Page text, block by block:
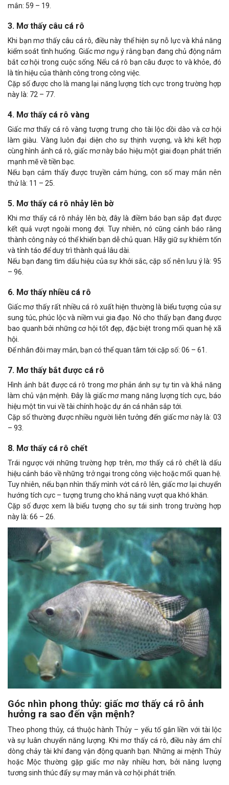
mắn: 59 – 19.
3. Mơ thấy câu cá rô
Khi bạn mơ thấy câu cá rô, điều này thể hiện sự nỗ lực và khả năng
kiểm soát tình huống. Giấc mơ ngụ ý rằng bạn đang chủ động nắm
bắt cơ hội trong cuộc sống. Nếu cá rô bạn câu được to và khỏe, đó
là tín hiệu của thành công trong công việc.
Cặp số được cho là mang lại năng lượng tích cực trong trường hợp
này là: 72 – 77.
4. Mơ thấy cá rô vàng
Giấc mơ thấy cá rô vàng tượng trưng cho tài lộc dồi dào và cơ hội
làm giàu. Vàng luôn đại diện cho sự thịnh vượng, và khi kết hợp
cùng hình ảnh cá rô, giấc mơ này báo hiệu một giai đoạn phát triển
mạnh mẽ về tiền bạc.
Nếu bạn cảm thấy được truyền cảm hứng, con số may mắn nên
thử là: 11 – 25.
5. Mơ thấy cá rô nhảy lên bờ
Khi mơ thấy cá rô nhảy lên bờ, đây là điềm báo bạn sắp đạt được
kết quả vượt ngoài mong đợi. Tuy nhiên, nó cũng cảnh báo rằng
thành công này có thể khiến bạn dễ chủ quan. Hãy giữ sự khiêm tốn
và tỉnh táo để duy trì thành quả lâu dài.
Nếu bạn đang tìm dấu hiệu của sự khởi sắc, cặp số nên lưu ý là: 95
– 96.
6. Mơ thấy nhiều cá rô
Giấc mơ thấy rất nhiều cá rô xuất hiện thường là biểu tượng của sự
sung túc, phúc lộc và niềm vui gia đạo. Nó cho thấy bạn đang được
bao quanh bởi những cơ hội tốt đẹp, đặc biệt trong mối quan hệ xã
hội.
Để nhân đôi may mắn, bạn có thể quan tâm tới cặp số: 06 – 61.
7. Mơ thấy bắt được cá rô
Hình ảnh bắt được cá rô trong mơ phản ánh sự tự tin và khả năng
làm chủ vận mệnh. Đây là giấc mơ mang năng lượng tích cực, báo
hiệu một tin vui về tài chính hoặc dự án cá nhân sắp tới.
Cặp số thường được nhiều người liên tưởng đến giấc mơ này là: 03
– 93.
8. Mơ thấy cá rô chết
Trái ngược với những trường hợp trên, mơ thấy cá rô chết là dấu
hiệu cảnh báo về những trở ngại trong công việc hoặc mối quan hệ.
Tuy nhiên, nếu bạn nhìn thấy mình vớt cá rô lên, giấc mơ lại chuyển
hướng tích cực – tượng trưng cho khả năng vượt qua khó khăn.
Cặp số được xem là biểu tượng cho sự tái sinh trong trường hợp
này là: 66 – 26.
Góc nhìn phong thủy: giấc mơ thấy cá rô ảnh
hưởng ra sao đến vận mệnh?
Theo phong thủy, cá thuộc hành Thủy – yếu tố gắn liền với tài lộc
và sự luân chuyển năng lượng. Khi mơ thấy cá rô, điều này ám chỉ
dòng chảy tài khí đang vận động quanh bạn. Những ai mệnh Thủy
hoặc Mộc thường gặp giấc mơ này nhiều hơn, bởi năng lượng
tương sinh thúc đẩy sự may mắn và cơ hội phát triển.